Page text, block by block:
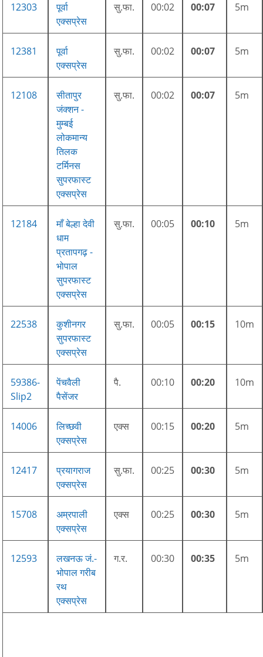
12303
पूर्वा
एक्सप्रेस
सु.फा. 00:02 00:07 5m
12381
पूर्वा
एक्सप्रेस
सु.फा. 00:02 00:07 5m
12108
सीतापुर
जंक्शन -
मुम्बई
लोकमान्य
तिलक
टर्मिनस
सुपरफास्ट
एक्सप्रेस
सु.फा. 00:02 00:07 5m
12184
माँ बेल्हा देवी
धाम
प्रतापगढ़ -
भोपाल
सुपरफास्ट
एक्सप्रेस
सु.फा. 00:05 00:10 5m
22538
कुशीनगर
सुपरफास्ट
एक्सप्रेस
सु.फा. 00:05 00:15 10m
59386-
Slip2
पेंचवैली
पैसेंजर
पै. 00:10 00:20 10m
14006
लिच्छवी
एक्सप्रेस
एक्स 00:15 00:20 5m
12417
प्रयागराज
एक्सप्रेस
सु.फा. 00:25 00:30 5m
15708
अम्रपाली
एक्सप्रेस
एक्स 00:25 00:30 5m
12593
लखनऊ जं.-
भोपाल गरीब
रथ
एक्सप्रेस
ग.र. 00:30 00:35 5m